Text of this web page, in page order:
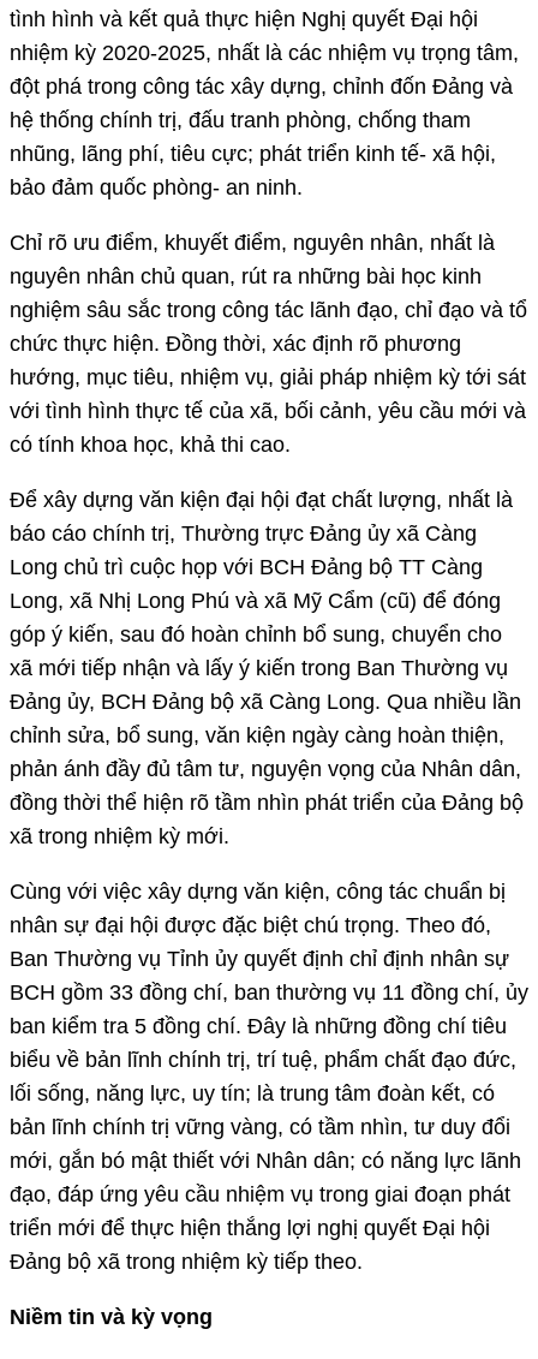
tình hình và kết quả thực hiện Nghị quyết Đại hội
nhiệm kỳ 2020-2025, nhất là các nhiệm vụ trọng tâm,
đột phá trong công tác xây dựng, chỉnh đốn Đảng và
hệ thống chính trị, đấu tranh phòng, chống tham
nhũng, lãng phí, tiêu cực; phát triển kinh tế- xã hội,
bảo đảm quốc phòng- an ninh.
Chỉ rõ ưu điểm, khuyết điểm, nguyên nhân, nhất là
nguyên nhân chủ quan, rút ra những bài học kinh
nghiệm sâu sắc trong công tác lãnh đạo, chỉ đạo và tổ
chức thực hiện. Đồng thời, xác định rõ phương
hướng, mục tiêu, nhiệm vụ, giải pháp nhiệm kỳ tới sát
với tình hình thực tế của xã, bối cảnh, yêu cầu mới và
có tính khoa học, khả thi cao.
Để xây dựng văn kiện đại hội đạt chất lượng, nhất là
báo cáo chính trị, Thường trực Đảng ủy xã Càng
Long chủ trì cuộc họp với BCH Đảng bộ TT Càng
Long, xã Nhị Long Phú và xã Mỹ Cẩm (cũ) để đóng
góp ý kiến, sau đó hoàn chỉnh bổ sung, chuyển cho
xã mới tiếp nhận và lấy ý kiến trong Ban Thường vụ
Đảng ủy, BCH Đảng bộ xã Càng Long. Qua nhiều lần
chỉnh sửa, bổ sung, văn kiện ngày càng hoàn thiện,
phản ánh đầy đủ tâm tư, nguyện vọng của Nhân dân,
đồng thời thể hiện rõ tầm nhìn phát triển của Đảng bộ
xã trong nhiệm kỳ mới.
Cùng với việc xây dựng văn kiện, công tác chuẩn bị
nhân sự đại hội được đặc biệt chú trọng. Theo đó,
Ban Thường vụ Tỉnh ủy quyết định chỉ định nhân sự
BCH gồm 33 đồng chí, ban thường vụ 11 đồng chí, ủy
ban kiểm tra 5 đồng chí. Đây là những đồng chí tiêu
biểu về bản lĩnh chính trị, trí tuệ, phẩm chất đạo đức,
lối sống, năng lực, uy tín; là trung tâm đoàn kết, có
bản lĩnh chính trị vững vàng, có tầm nhìn, tư duy đổi
mới, gắn bó mật thiết với Nhân dân; có năng lực lãnh
đạo, đáp ứng yêu cầu nhiệm vụ trong giai đoạn phát
triển mới để thực hiện thắng lợi nghị quyết Đại hội
Đảng bộ xã trong nhiệm kỳ tiếp theo.
Niềm tin và kỳ vọng